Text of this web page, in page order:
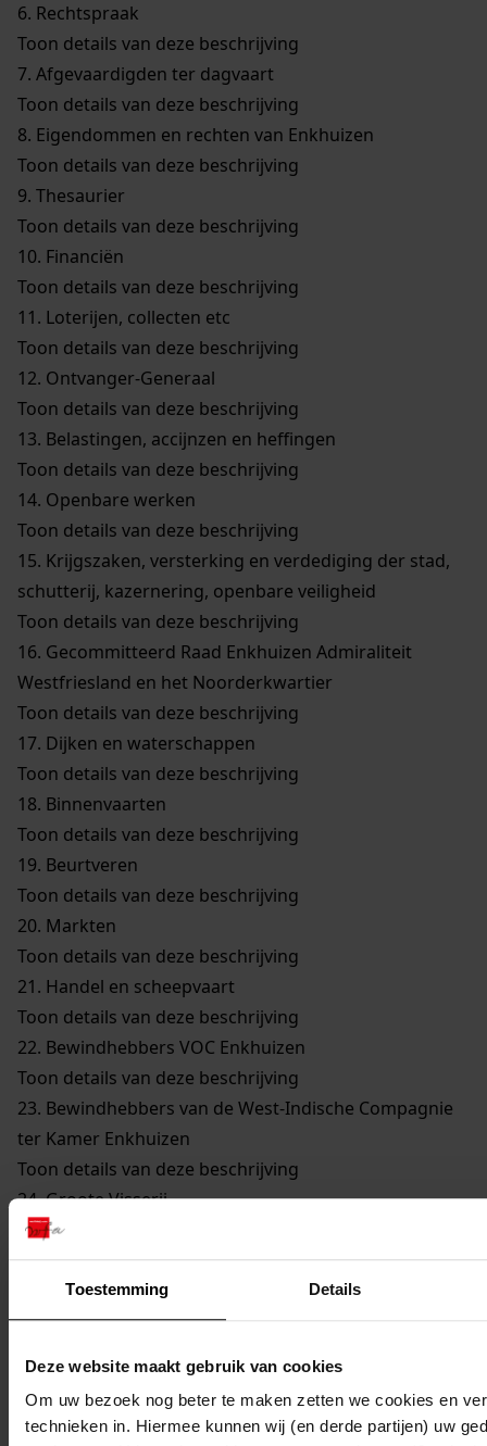
Toestemming Details
Deze website maakt gebruik van cookies
Om uw bezoek nog beter te maken zetten we cookies en
technieken in. Hiermee kunnen wij (en derde partijen) uw
6. Rechtspraak
Toon details van deze beschrijving
7. Afgevaardigden ter dagvaart
Toon details van deze beschrijving
8. Eigendommen en rechten van Enkhuizen
Toon details van deze beschrijving
9. Thesaurier
Toon details van deze beschrijving
10. Financiën
Toon details van deze beschrijving
11. Loterijen, collecten etc
Toon details van deze beschrijving
12. Ontvanger-Generaal
Toon details van deze beschrijving
13. Belastingen, accijnzen en heffingen
Toon details van deze beschrijving
14. Openbare werken
Toon details van deze beschrijving
15. Krijgszaken, versterking en verdediging der stad,
schutterij, kazernering, openbare veiligheid
Toon details van deze beschrijving
16. Gecommitteerd Raad Enkhuizen Admiraliteit
Westfriesland en het Noorderkwartier
Toon details van deze beschrijving
17. Dijken en waterschappen
Toon details van deze beschrijving
18. Binnenvaarten
Toon details van deze beschrijving
19. Beurtveren
Toon details van deze beschrijving
20. Markten
Toon details van deze beschrijving
21. Handel en scheepvaart
Toon details van deze beschrijving
22. Bewindhebbers VOC Enkhuizen
Toon details van deze beschrijving
23. Bewindhebbers van de West-Indische Compagnie
ter Kamer Enkhuizen
Toon details van deze beschrijving
24.Groote Visserij
Toon details van deze beschrijving
25.Walvisvaarders
Toon details van deze beschrijving
26.Gilden en Neringen
Toon details van deze beschrijving